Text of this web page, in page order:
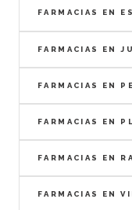
FARMACIAS EN
FARMACIAS EN
FARMACIAS EN
FARMACIAS EN
FARMACIAS EN
FARMACIAS EN